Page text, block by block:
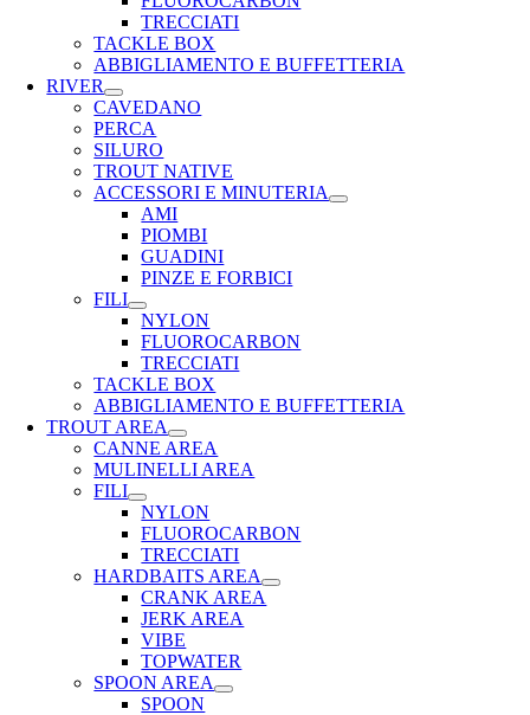
TRECCIATI
TACKLE BOX
ABBIGLIAMENTO E BUFFETTERIA
RIVER
CAVEDANO
PERCA
SILURO
TROUT NATIVE
ACCESSORI E MINUTERIA
AMI
PIOMBI
GUADINI
PINZE E FORBICI
FILI
NYLON
FLUOROCARBON
TRECCIATI
TACKLE BOX
ABBIGLIAMENTO E BUFFETTERIA
TROUT AREA
CANNE AREA
MULINELLI AREA
FILI
NYLON
FLUOROCARBON
TRECCIATI
HARDBAITS AREA
CRANK AREA
JERK AREA
VIBE
TOPWATER
SPOON AREA
SPOON